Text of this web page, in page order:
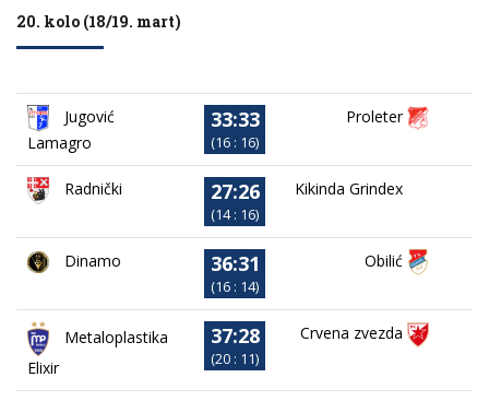
20. kolo (18/19. mart)
Jugović
Lamagro
33:33
(16 : 16)
Proleter
Radnički 27:26
(14 : 16)
Kikinda Grindex
Dinamo 36:31
(16 : 14)
Obilić
Metaloplastika
Elixir
37:28
(20 : 11)
Crvena zvezda